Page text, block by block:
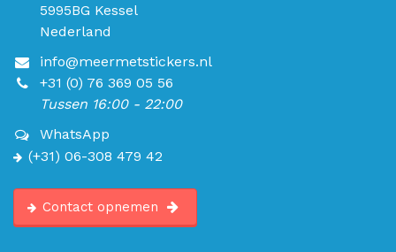
5995BG Kessel
Nederland
info@meermetstickers.nl
+31 (0) 76 369 05 56
Tussen 16:00 - 22:00
WhatsApp
(+31) 06-308 479 42
Contact opnemen